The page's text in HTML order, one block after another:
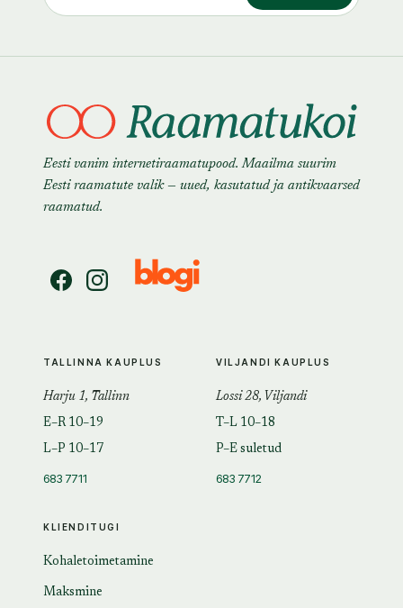
Eesti vanim internetiraamatupood. Maailma suurim
Eesti raamatute valik — uued, kasutatud ja antikvaarsed
raamatud.
KLIENDITUGI
Kohaletoimetamine
Maksmine
TALLINNA KAUPLUS
Harju 1, Tallinn
E–R 10–19
L–P 10–17
683 7711
VILJANDI KAUPLUS
Lossi 28, Viljandi
T–L 10–18
P–E suletud
683 7712